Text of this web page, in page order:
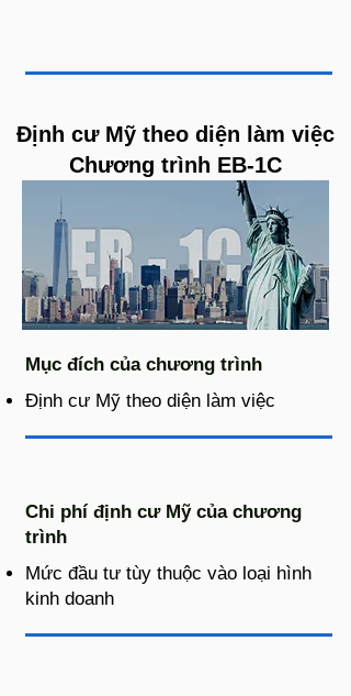
Định cư Mỹ theo diện làm việc
Chương trình EB-1C
Mục đích của chương trình
Định cư Mỹ theo diện làm việc
Chi phí định cư Mỹ của chương
trình
Mức đầu tư tùy thuộc vào loại hình
kinh doanh